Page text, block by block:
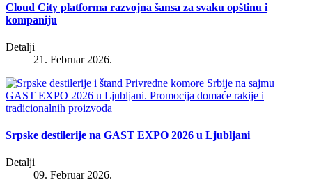
Cloud City platforma razvojna šansa za svaku opštinu i
kompaniju
Detalji
21. Februar 2026.
Srpske destilerije na GAST EXPO 2026 u Ljubljani
Detalji
09. Februar 2026.